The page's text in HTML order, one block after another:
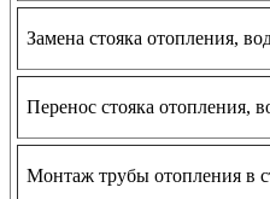
Замена стояка отопления,
Перенос стояка отопления,
Монтаж трубы отопления в